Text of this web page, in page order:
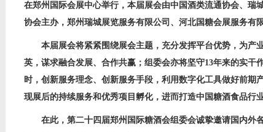
在郑州国际会展中心举行，本届展会由中国酒类流通协会、瑞
协会主办，郑州瑞城展览服务有限公司、河北国糖会展服务有
本届展会将紧紧围绕展会主题，充分发挥平台优势，为产
英，谋求融合发展、合作共赢；组委会亦将坚守13年来的实干
时，创新服务理念、创新服务手段，利用数字化工具做好前期
现展后的持续服务和优秀项目孵化，进而打造中国糖酒食品行
在此，第二十四届郑州国际糖酒会组委会诚挚邀请国内外